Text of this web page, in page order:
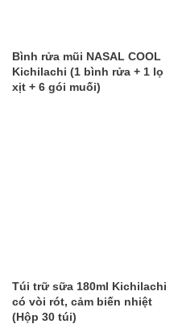
Bình rửa mũi NASAL COOL
Kichilachi (1 bình rửa + 1 lọ
xịt + 6 gói muối)
Túi trữ sữa 180ml Kichilachi
có vòi rót, cảm biến nhiệt
(Hộp 30 túi)